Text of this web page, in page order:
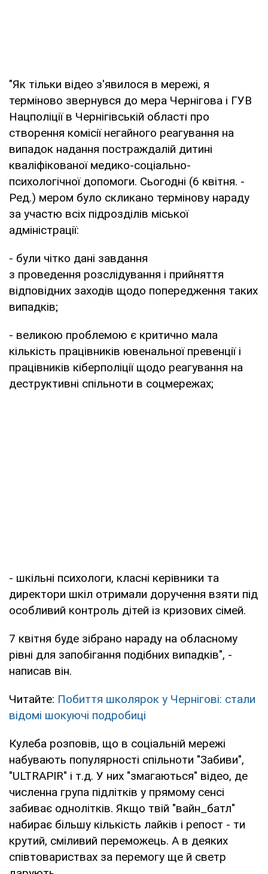
"Як тільки відео з'явилося в мережі, я
терміново звернувся до мера Чернігова і ГУВ
Нацполіції в Чернігівській області про
створення комісії негайного реагування на
випадок надання постраждалій дитині
кваліфікованої медико-соціально-
психологічної допомоги. Сьогодні (6 квітня. -
Ред.) мером було скликано термінову нараду
за участю всіх підрозділів міської
адміністрації:
- були чітко дані завдання
з проведення розслідування і прийняття
відповідних заходів щодо попередження таких
випадків;
- великою проблемою є критично мала
кількість працівників ювенальної превенції і
працівників кіберполіції щодо реагування на
деструктивні спільноти в соцмережах;
- шкільні психологи, класні керівники та
директори шкіл отримали доручення взяти під
особливий контроль дітей із кризових сімей.
7 квітня буде зібрано нараду на обласному
рівні для запобігання подібних випадків", -
написав він.
Читайте: Побиття школярок у Чернігові: стали
відомі шокуючі подробиці
Кулеба розповів, що в соціальній мережі
набувають популярності спільноти "Забиви",
"ULTRAPIR" і т.д. У них "змагаються" відео, де
численна група підлітків у прямому сенсі
забиває однолітків. Якщо твій "вайн_батл"
набирає більшу кількість лайків і репост - ти
крутий, сміливий переможець. А в деяких
співтовариствах за перемогу ще й светр